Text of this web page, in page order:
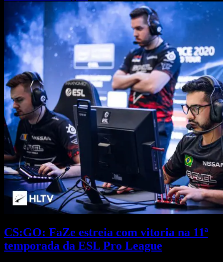
CS:GO: FaZe estreia com vitoria na 11ª
temporada da ESL Pro League